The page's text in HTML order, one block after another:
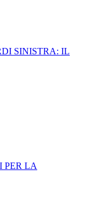
SINISTRA: IL
PER LA